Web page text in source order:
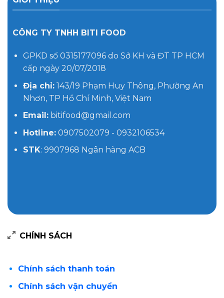
CÔNG TY TNHH BITI FOOD
GPKD số 0315177096 do Sở KH và ĐT TP HCM
cấp ngày 20/07/2018
Địa chỉ:143/19 Phạm Huy Thông, Phường An
Nhơn, TP Hồ Chí Minh, Việt Nam
Email:bitifood@gmail.com
Hotline:0907502079 - 0932106534
STK: 9907968 Ngân hàng ACB
CHÍNH SÁCH
Chính sách thanh toán
Chính sách vận chuyển